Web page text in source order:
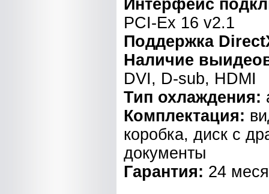
Интерфейс
PCI-Ex 16 v2.1
Поддержка
Наличие
DVI, D-sub, HDMI
Тип охлаждения:
Комплектация:
коробка, диск с
документы
Гарантия: 24